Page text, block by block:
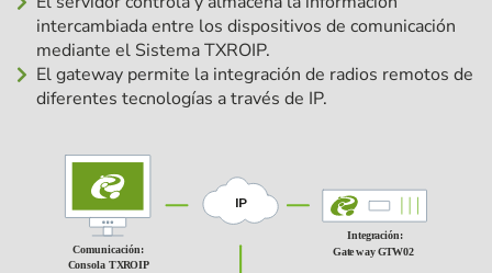
intercambiada entre los dispositivos de comunicación
mediante el Sistema TXROIP.
El gateway permite la integración de radios remotos de
diferentes tecnologías a través de IP.